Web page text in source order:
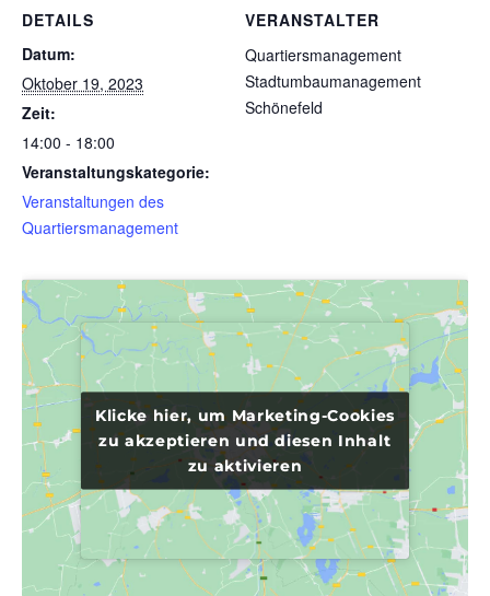
DETAILS
Datum:
Oktober 19, 2023
Zeit:
14:00 - 18:00
Veranstaltungskategorie:
Veranstaltungen des
Quartiersmanagement
VERANSTALTER
Quartiersmanagement
Stadtumbaumanagement
Schönefeld
Klicke hier, um Marketing-Cookies
zu akzeptieren und diesen Inhalt
zu aktivieren
Klicke hier, um Marketing-Cookies
zu akzeptieren und diesen Inhalt
zu aktivieren